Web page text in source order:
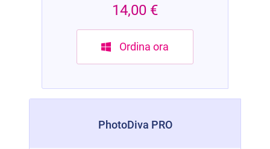
14,00 €
Ordina ora
PhotoDiva PRO